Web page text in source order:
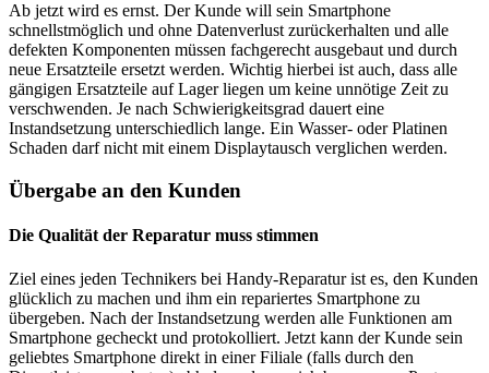
Ab jetzt wird es ernst. Der Kunde will sein Smartphone
schnellstmöglich und ohne Datenverlust zurückerhalten und alle
defekten Komponenten müssen fachgerecht ausgebaut und durch
neue Ersatzteile ersetzt werden. Wichtig hierbei ist auch, dass alle
gängigen Ersatzteile auf Lager liegen um keine unnötige Zeit zu
verschwenden. Je nach Schwierigkeitsgrad dauert eine
Instandsetzung unterschiedlich lange. Ein Wasser- oder Platinen
Schaden darf nicht mit einem Displaytausch verglichen werden.
Übergabe an den Kunden
Die Qualität der Reparatur muss stimmen
Ziel eines jeden Technikers bei Handy-Reparatur ist es, den Kunden
glücklich zu machen und ihm ein repariertes Smartphone zu
übergeben. Nach der Instandsetzung werden alle Funktionen am
Smartphone gecheckt und protokolliert. Jetzt kann der Kunde sein
geliebtes Smartphone direkt in einer Filiale (falls durch den